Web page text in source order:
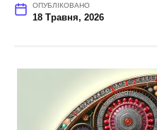
ОПУБЛІКОВАНО
18 Травня, 2026